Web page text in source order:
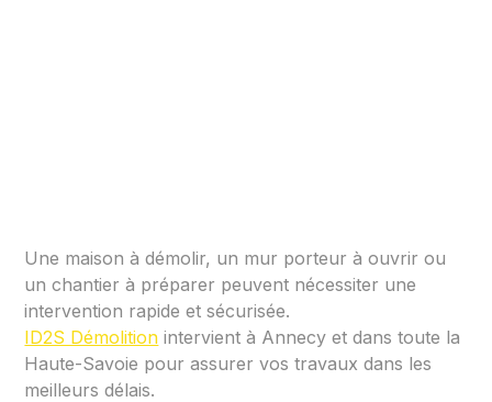
Une maison à démolir, un mur porteur à ouvrir ou
un chantier à préparer peuvent nécessiter une
intervention rapide et sécurisée.
ID2S Démolition intervient à Annecy et dans toute la
Haute-Savoie pour assurer vos travaux dans les
meilleurs délais.